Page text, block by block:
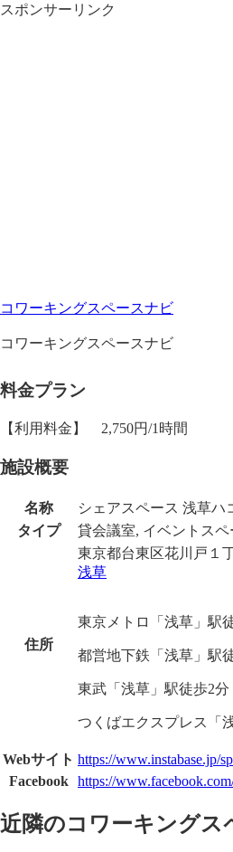
スポンサーリンク
コワーキングスペースナビ
コワーキングスペースナビ
料金プラン
【利用料金】 2,750円/1時間
施設概要
名称
シェアスペース 浅草ハ
タイプ
貸会議室, イベントスペ
住所
東京都台東区花川戸１
浅草
東京メトロ「浅草」駅
都営地下鉄「浅草」駅
東武「浅草」駅徒歩2分
つくばエクスプレス「
Webサイト https://www.instabase.jp/
Facebook
https://
近隣のコワーキングス